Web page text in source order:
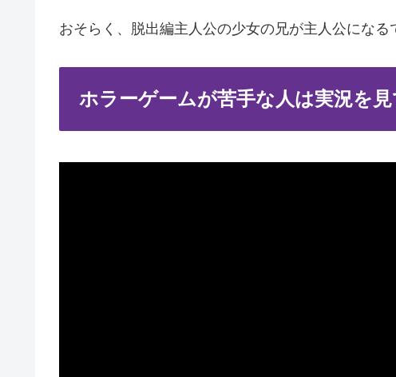
おそらく、脱出編主人公の少女の兄が主人公になる
ホラーゲームが苦手な人は実況を